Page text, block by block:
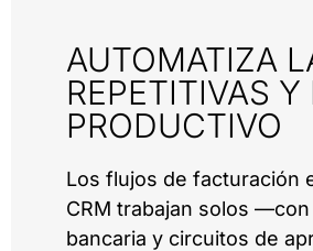
AUTOMATIZA
REPETITIVAS
PRODUCTIVO
Los flujos de facturación
CRM trabajan solos
bancaria y circuitos de